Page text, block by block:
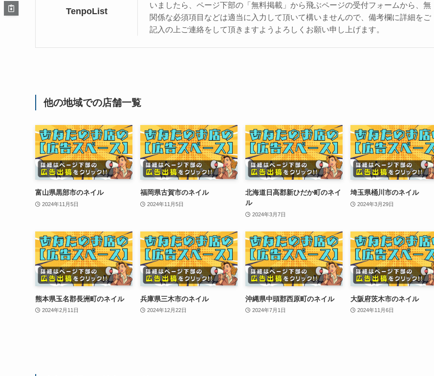
TenpoList
いましたら、ページ下部の「無料掲載」から飛ぶページの受付フォームから、無
関係な必須項目などは適当に入力して頂いて構いませんので、備考欄に詳細をご
記入の上ご連絡をして頂きますようよろしくお願い申し上げます。
他の地域での店舗一覧
富山県黒部市のネイル
2024年11月5日
福岡県古賀市のネイル
2024年11月5日
北海道日高郡新ひだか町のネイ
ル
2024年3月7日
埼玉県桶川市のネイル
2024年3月29日
熊本県玉名郡長洲町のネイル
2024年2月11日
兵庫県三木市のネイル
2024年12月22日
沖縄県中頭郡西原町のネイル
2024年7月1日
大阪府茨木市のネイル
2024年11月6日